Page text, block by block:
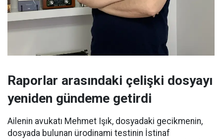
Raporlar arasındaki çelişki dosyayı
yeniden gündeme getirdi
Ailenin avukatı Mehmet Işık, dosyadaki gecikmenin,
dosyada bulunan ürodinami testinin İstinaf